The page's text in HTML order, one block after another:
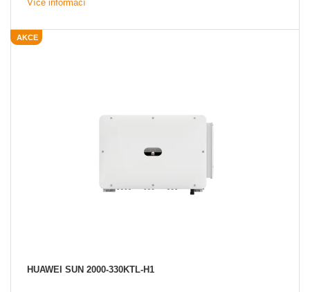
Více informací
AKCE
HUAWEI SUN 2000-330KTL-H1